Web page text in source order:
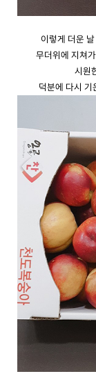
이렇게 더운
무더위에 지쳐
시원
덕분에 다시 기